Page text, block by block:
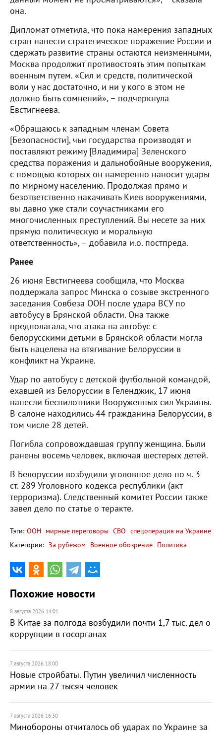
она.
Дипломат отметила, что пока намерения западных
стран нанести стратегическое поражение России и
сдержать развитие страны остаются неизменными,
Москва продолжит противостоять этим попыткам
военным путем. «Сил и средств, политической
воли у нас достаточно, и ни у кого в этом не
должно быть сомнений», – подчеркнула
Евстигнеева.
«Обращаюсь к западным членам Совета
[Безопасности], чьи государства производят и
поставляют режиму [Владимира] Зеленского
средства поражения и дальнобойные вооружения,
с помощью которых он намеренно наносит удары
по мирному населению. Продолжая прямо и
безответственно накачивать Киев вооружениями,
вы давно уже стали соучастниками его
многочисленных преступлений. Вы несете за них
прямую политическую и моральную
ответственность», – добавила и.о. постпреда.
Ранее
26 июня Евстигнеева сообщила, что Москва
поддержала запрос Минска о созыве экстренного
заседания Совбеза ООН после удара ВСУ по
автобусу в Брянской области. Она также
предполагала, что атака на автобус с
белорусскими детьми в Брянской области могла
быть нацелена на втягивание Белоруссии в
конфликт на Украине.
Удар по автобусу с детской футбольной командой,
ехавшей из Белоруссии в Геленджик, 17 июня
нанесли беспилотники Вооруженных сил Украины.
В салоне находились 44 гражданина Белоруссии, в
том числе 28 детей.
Погибла сопровождавшая группу женщина. Были
ранены восемь человек, включая шестерых детей.
В Белоруссии возбудили уголовное дело по ч. 3
ст. 289 Уголовного кодекса республики (акт
терроризма). Следственный комитет России также
завел дело по статье о теракте.
Тэги: ООН мирные переговоры СВО спецоперация на Украине
Категории: За рубежом Военное обозрение Политика
Похожие новости
8 августа 2026 14:01
В Китае за полгода возбудили почти 1,7 тыс. дел о
коррупции в госорганах
7 августа 2026 18:00
Новые стройбаты. Путин увеличил численность
армии на 27 тысяч человек
7 августа 2026 16:30
Минобороны отчиталось об ударах по Украине за